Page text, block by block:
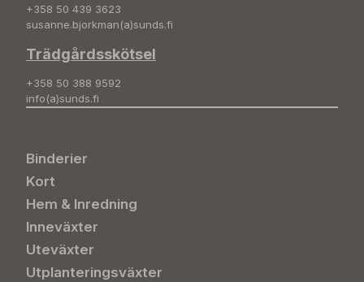
+358 50 439 3623
susanne.bjorkman(a)sunds.fi
Trädgårdsskötsel
+358 50 388 9592
info(a)sunds.fi
Binderier
Kort
Hem & Inredning
Inneväxter
Uteväxter
Utplanteringsväxter